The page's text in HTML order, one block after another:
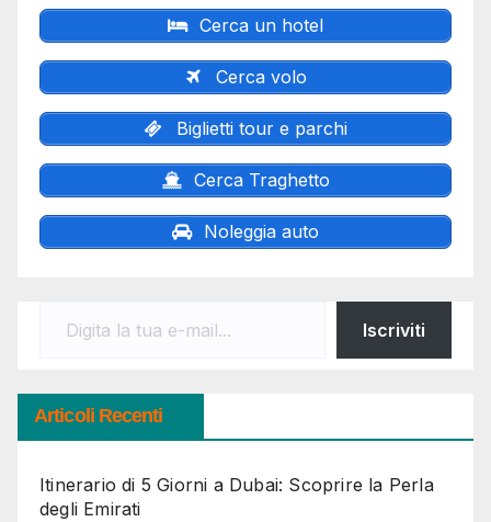
Cerca un hotel
Cerca volo
Biglietti tour e parchi
Cerca Traghetto
Noleggia auto
Iscriviti
Articoli Recenti
Itinerario di 5 Giorni a Dubai: Scoprire la Perla
degli Emirati